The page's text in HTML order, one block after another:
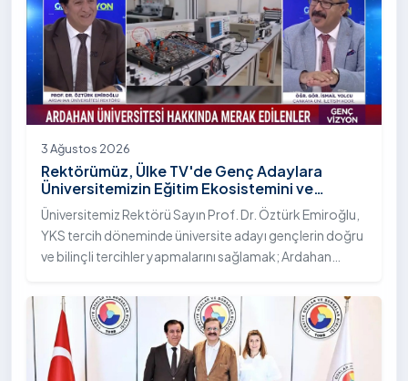
3 Ağustos 2026
Rektörümüz, Ülke TV'de Genç Adaylara
Üniversitemizin Eğitim Ekosistemini ve
Sunduğu Nitelikli İmkânları Anlattı
Üniversitemiz Rektörü Sayın Prof. Dr. Öztürk Emiroğlu,
YKS tercih döneminde üniversite adayı gençlerin doğru
ve bilinçli tercihler yapmalarını sağlamak; Ardahan
çeşitliliğini ve nitelikli imkânlarını aktarmak üzere Ülke TV
ekranlarında yayımlanan "Genç Vizyon" programına
canlı yayın konuğu olarak katıldı.